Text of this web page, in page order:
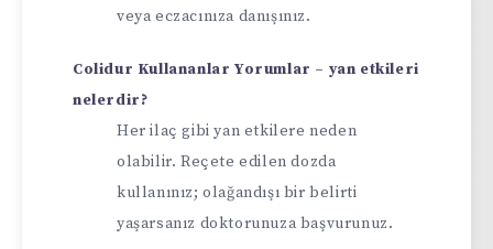
veya eczacınıza danışınız.
Colidur Kullananlar Yorumlar – yan etkileri
nelerdir?
Her ilaç gibi yan etkilere neden
olabilir. Reçete edilen dozda
kullanınız; olağandışı bir belirti
yaşarsanız doktorunuza başvurunuz.